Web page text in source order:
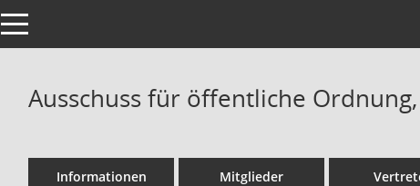
Toggle navigation
Ausschuss für öffentliche
Informationen Mitglieder